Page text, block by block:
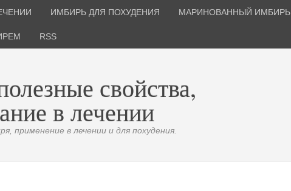
ИМБИРЬ ДЛЯ ПОХУДЕНИЯ МАРИНОВАННЫЙ ИМБИРЬ
RSS
свойства,
в лечении
применение в лечении и для похудения.